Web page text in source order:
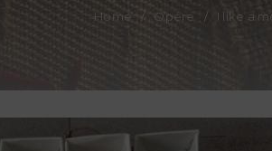
Home / Opere / I like a